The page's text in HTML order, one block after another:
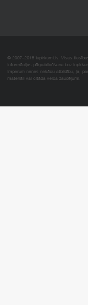
© 2007–2018 Iepirkumi.lv. Visas
Informācijas pārpublicēšana bez
Imperum nenes nekādu atbildību, ja,
materiāli vai citāda veida zaudējumi.